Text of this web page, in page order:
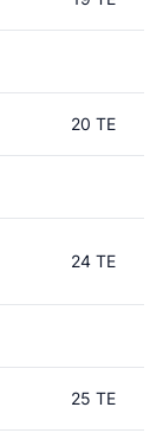
20 TE
24 TE
25 TE